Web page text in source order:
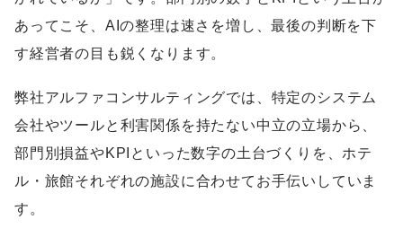
あってこそ、AIの整理は速さを増し、最後の判断を下
す経営者の目も鋭くなります。
弊社アルファコンサルティングでは、特定のシステム
会社やツールと利害関係を持たない中立の立場から、
部門別損益やKPIといった数字の土台づくりを、ホテ
ル・旅館それぞれの施設に合わせてお手伝いしていま
す。